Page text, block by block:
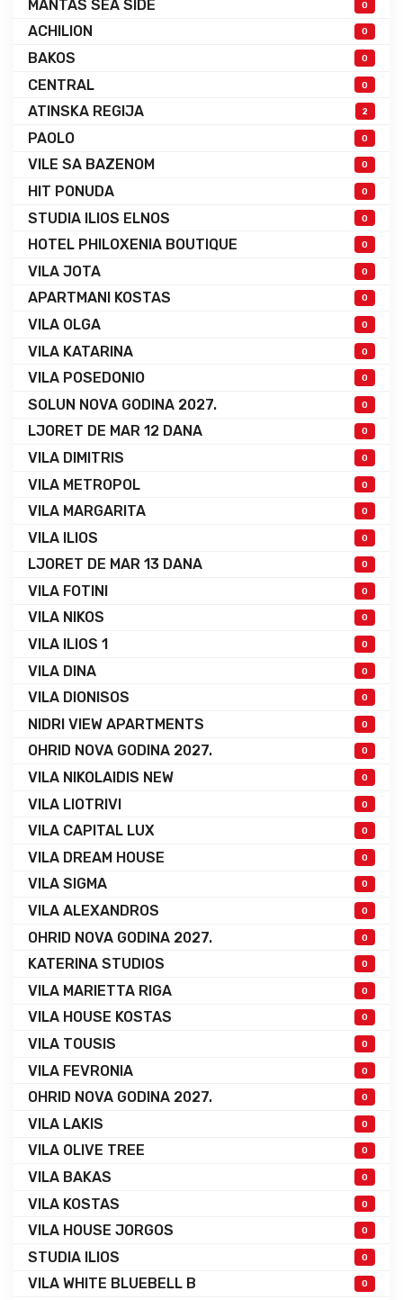
MANTAS SEA SIDE 0
ACHILION 0
BAKOS 0
CENTRAL 0
ATINSKA REGIJA 2
PAOLO 0
VILE SA BAZENOM 0
HIT PONUDA 0
STUDIA ILIOS ELNOS 0
HOTEL PHILOXENIA BOUTIQUE 0
VILA JOTA 0
APARTMANI KOSTAS 0
VILA OLGA 0
VILA KATARINA 0
VILA POSEDONIO 0
SOLUN NOVA GODINA 2027. 0
LJORET DE MAR 12 DANA 0
VILA DIMITRIS 0
VILA METROPOL 0
VILA MARGARITA 0
VILA ILIOS 0
LJORET DE MAR 13 DANA 0
VILA FOTINI 0
VILA NIKOS 0
VILA ILIOS 1 0
VILA DINA 0
VILA DIONISOS 0
NIDRI VIEW APARTMENTS 0
OHRID NOVA GODINA 2027. 0
VILA NIKOLAIDIS NEW 0
VILA LIOTRIVI 0
VILA CAPITAL LUX 0
VILA DREAM HOUSE 0
VILA SIGMA 0
VILA ALEXANDROS 0
OHRID NOVA GODINA 2027. 0
KATERINA STUDIOS 0
VILA MARIETTA RIGA 0
VILA HOUSE KOSTAS 0
VILA TOUSIS 0
VILA FEVRONIA 0
OHRID NOVA GODINA 2027. 0
VILA LAKIS 0
VILA OLIVE TREE 0
VILA BAKAS 0
VILA KOSTAS 0
VILA HOUSE JORGOS 0
STUDIA ILIOS 0
VILA WHITE BLUEBELL B 0